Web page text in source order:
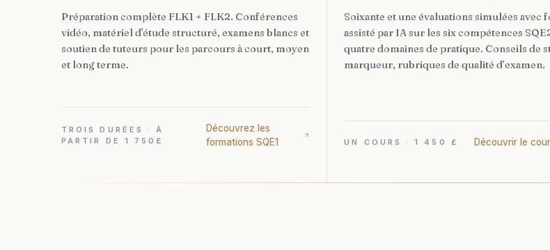
Préparation complète FLK1 + FLK2. Conférences
vidéo, matériel d'étude structuré, examens blancs et
soutien de tuteurs pour les parcours à court, moyen
et long terme.
TROIS DURÉES · À
PARTIR DE 1 750£
Découvrez les
formations SQE1
Soixante et une évaluations simulées avec
assisté par IA sur les six compétences
quatre domaines de pratique. Conseils de
marqueur, rubriques de qualité d’examen.
UN COURS · 1 450 £ Découvrir le